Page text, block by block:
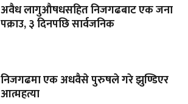
अवैध लागुऔषधसहित निजगढबाट एक जना
पक्राउ, ३ दिनपछि सार्वजनिक
निजगढमा एक अधवैसे पुरुषले गरे झुण्डिएर
आत्महत्या